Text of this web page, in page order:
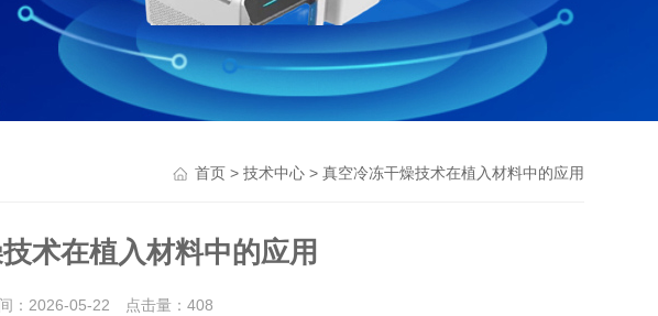
首页> 技术中心> 真空冷冻干燥技术在植入材料中的应用
术在植入材料中的应用
：2026-05-22 点击量：408